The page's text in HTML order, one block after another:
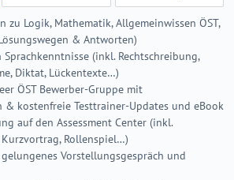
zu Logik, Mathematik, Allgemeinwissen ÖST,
& Antworten)
Sprachkenntnisse (inkl. Rechtschreibung,
Diktat, Lückentexte…)
ÖST Bewerber-Gruppe mit
& kostenfreie Testtrainer-Updates und eBook
auf den Assessment Center (inkl.
Rollenspiel…)
Vorstellungsgespräch und